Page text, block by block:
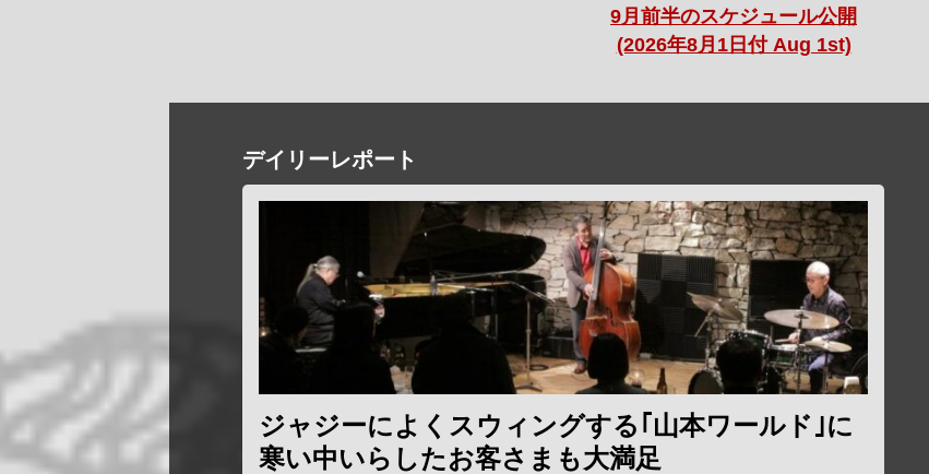
9月前半のスケジュール公開
(2026年8月1日付 Aug 1st)
デイリーレポート
ジャジーによくスウィングする｢山本ワールド｣に
寒い中いらしたお客さまも大満足